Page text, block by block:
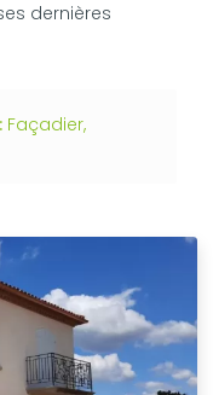
dernières
Façadier,